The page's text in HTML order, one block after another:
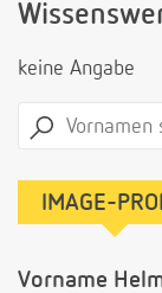
keine Angabe
IMAGE-
Vorname